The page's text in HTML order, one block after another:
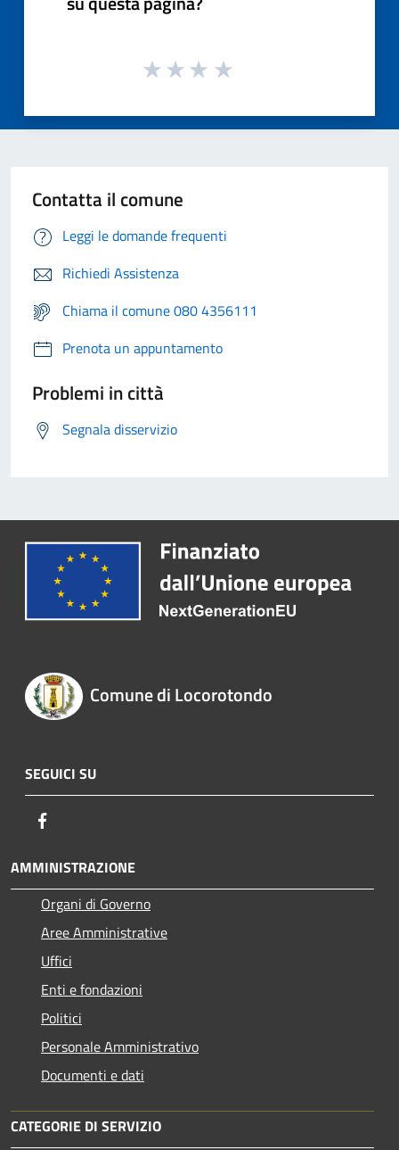
Contatta il comune
Leggi le domande frequenti
Richiedi Assistenza
Chiama il comune 080 4356111
Prenota un appuntamento
Problemi in città
Segnala disservizio
Comune di Locorotondo
SEGUICI SU
AMMINISTRAZIONE
Organi di Governo
Aree Amministrative
Uffici
Enti e fondazioni
Politici
Personale Amministrativo
Documenti e dati
CATEGORIE DI SERVIZIO